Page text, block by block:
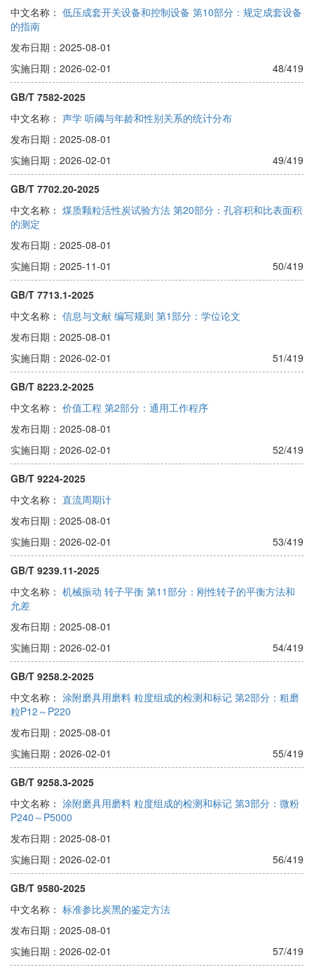
中文名称： 低压成套开关设备和控制设备 第10部分：规定成套设备
的指南
发布日期：2025-08-01
实施日期：2026-02-01
48/419
GB/T 7582-2025
中文名称： 声学 听阈与年龄和性别关系的统计分布
发布日期：2025-08-01
实施日期：2026-02-01
49/419
GB/T 7702.20-2025
中文名称： 煤质颗粒活性炭试验方法 第20部分：孔容积和比表面积
的测定
发布日期：2025-08-01
实施日期：2025-11-01
50/419
GB/T 7713.1-2025
中文名称： 信息与文献 编写规则 第1部分：学位论文
发布日期：2025-08-01
实施日期：2026-02-01
51/419
GB/T 8223.2-2025
中文名称： 价值工程 第2部分：通用工作程序
发布日期：2025-08-01
实施日期：2026-02-01
52/419
GB/T 9224-2025
中文名称： 直流周期计
发布日期：2025-08-01
实施日期：2026-02-01
53/419
GB/T 9239.11-2025
中文名称： 机械振动 转子平衡 第11部分：刚性转子的平衡方法和
允差
发布日期：2025-08-01
实施日期：2026-02-01
54/419
GB/T 9258.2-2025
中文名称： 涂附磨具用磨料 粒度组成的检测和标记 第2部分：粗磨
粒P12～P220
发布日期：2025-08-01
实施日期：2026-02-01
55/419
GB/T 9258.3-2025
中文名称： 涂附磨具用磨料 粒度组成的检测和标记 第3部分：微粉
P240～P5000
发布日期：2025-08-01
实施日期：2026-02-01
56/419
GB/T 9580-2025
中文名称： 标准参比炭黑的鉴定方法
发布日期：2025-08-01
实施日期：2026-02-01
57/419